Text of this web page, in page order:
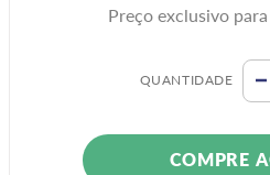
Preço exclusivo
QUANTIDADE
COMPRE